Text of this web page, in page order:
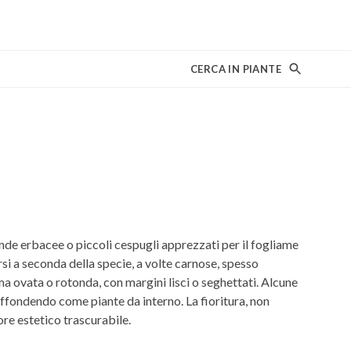
CERCA IN PIANTE
erbacee o piccoli cespugli apprezzati per il fogliame
seconda della specie, a volte carnose, spesso
ovata o rotonda, con margini lisci o seghettati. Alcune
come piante da interno. La fioritura, non
estetico trascurabile.